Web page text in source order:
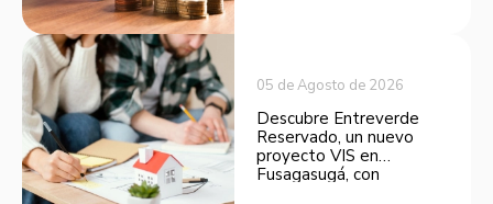
05 de Agosto de 2026
Descubre Entreverde
Reservado, un nuevo
proyecto VIS en
Fusagasugá, con